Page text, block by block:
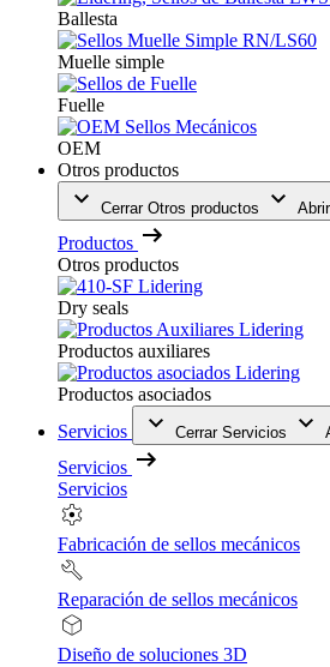
Ballesta
Muelle simple
Fuelle
OEM
Otros productos
Cerrar Otros productos
Productos
Otros productos
Dry seals
Productos auxiliares
Productos asociados
Servicios
Cerrar Servicios
Servicios
Servicios
Fabricación de sellos mecánicos
Reparación de sellos mecánicos
Diseño de soluciones 3D